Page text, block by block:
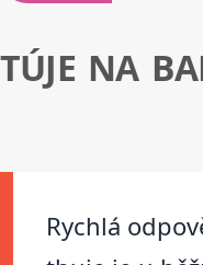
TÚJE NA
Rychlá